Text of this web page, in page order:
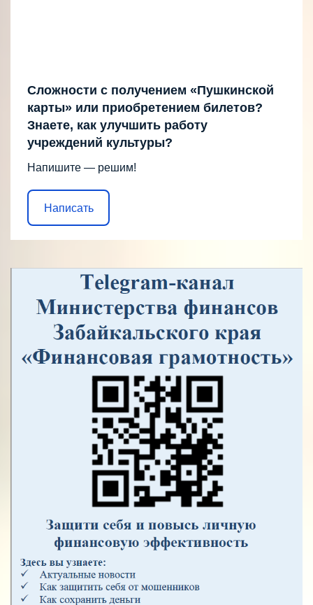
Сложности с получением «Пушкинской
карты» или приобретением билетов?
Знаете, как улучшить работу
учреждений культуры?
Напишите — решим!
Написать